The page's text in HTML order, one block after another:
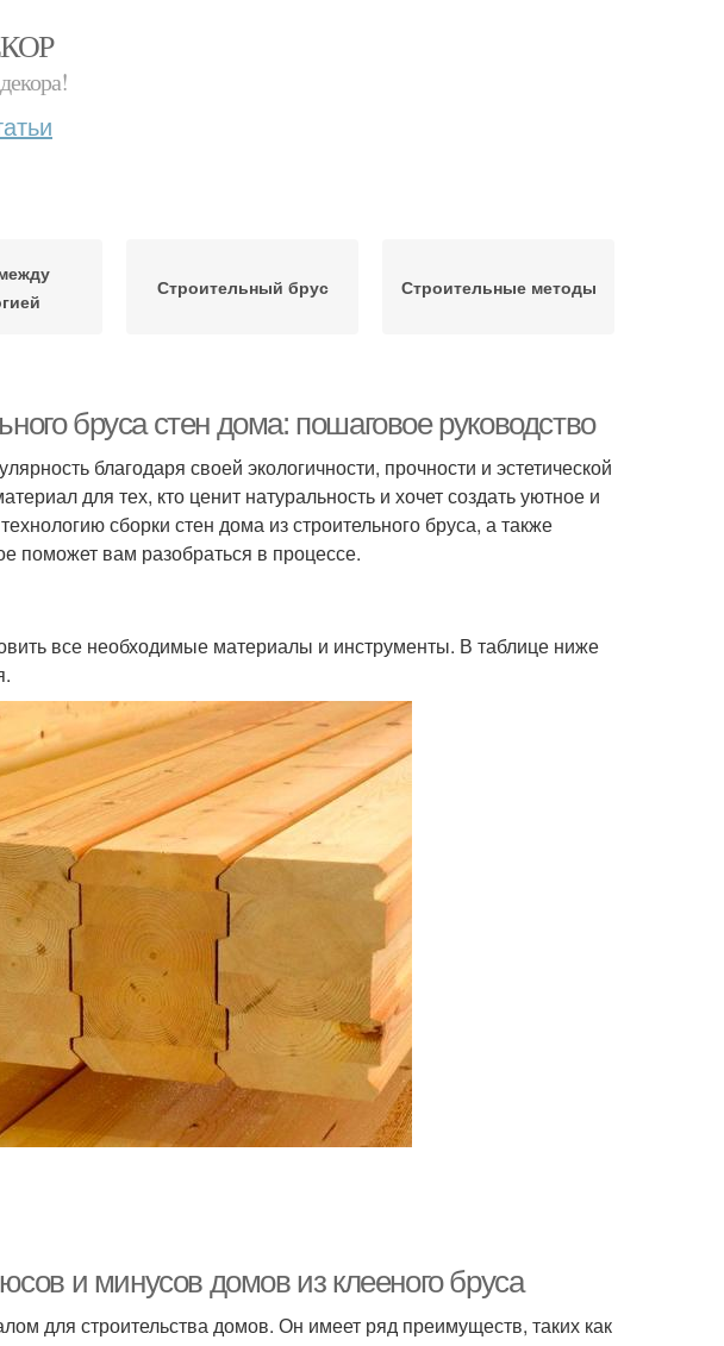
Строительный брус Строительные методы
бруса стен дома: пошаговое руководство
благодаря своей экологичности, прочности и эстетической
для тех, кто ценит натуральность и хочет создать уютное и
сборки стен дома из строительного бруса, а также
поможет вам разобраться в процессе.
все необходимые материалы и инструменты. В таблице ниже
и минусов домов из клееного бруса
для строительства домов. Он имеет ряд преимуществ, таких как